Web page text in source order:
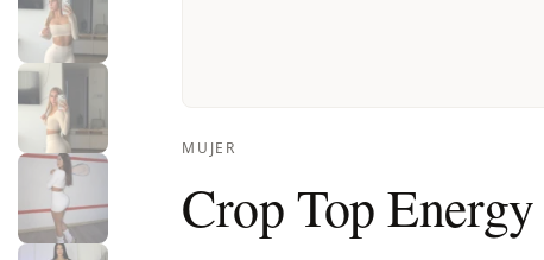
MUJER
Crop Top Energy